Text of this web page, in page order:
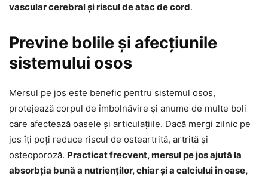
vascular cerebral și riscul de atac de cord.
Previne bolile și afecțiunile
sistemului osos
Mersul pe jos este benefic pentru sistemul osos,
protejează corpul de îmbolnăvire și anume de multe boli
care afectează oasele și articulațiile. Dacă mergi zilnic pe
jos îți poți reduce riscul de osteartrită, artrită și
osteoporoză. Practicat frecvent, mersul pe jos ajută la
absorbția bună a nutrienților, chiar și a calciului în oase,